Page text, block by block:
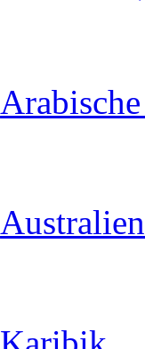
Australien